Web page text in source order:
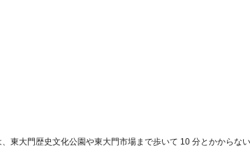
東大門歴史文化公園や東大門市場まで歩いて 10 分とかからな